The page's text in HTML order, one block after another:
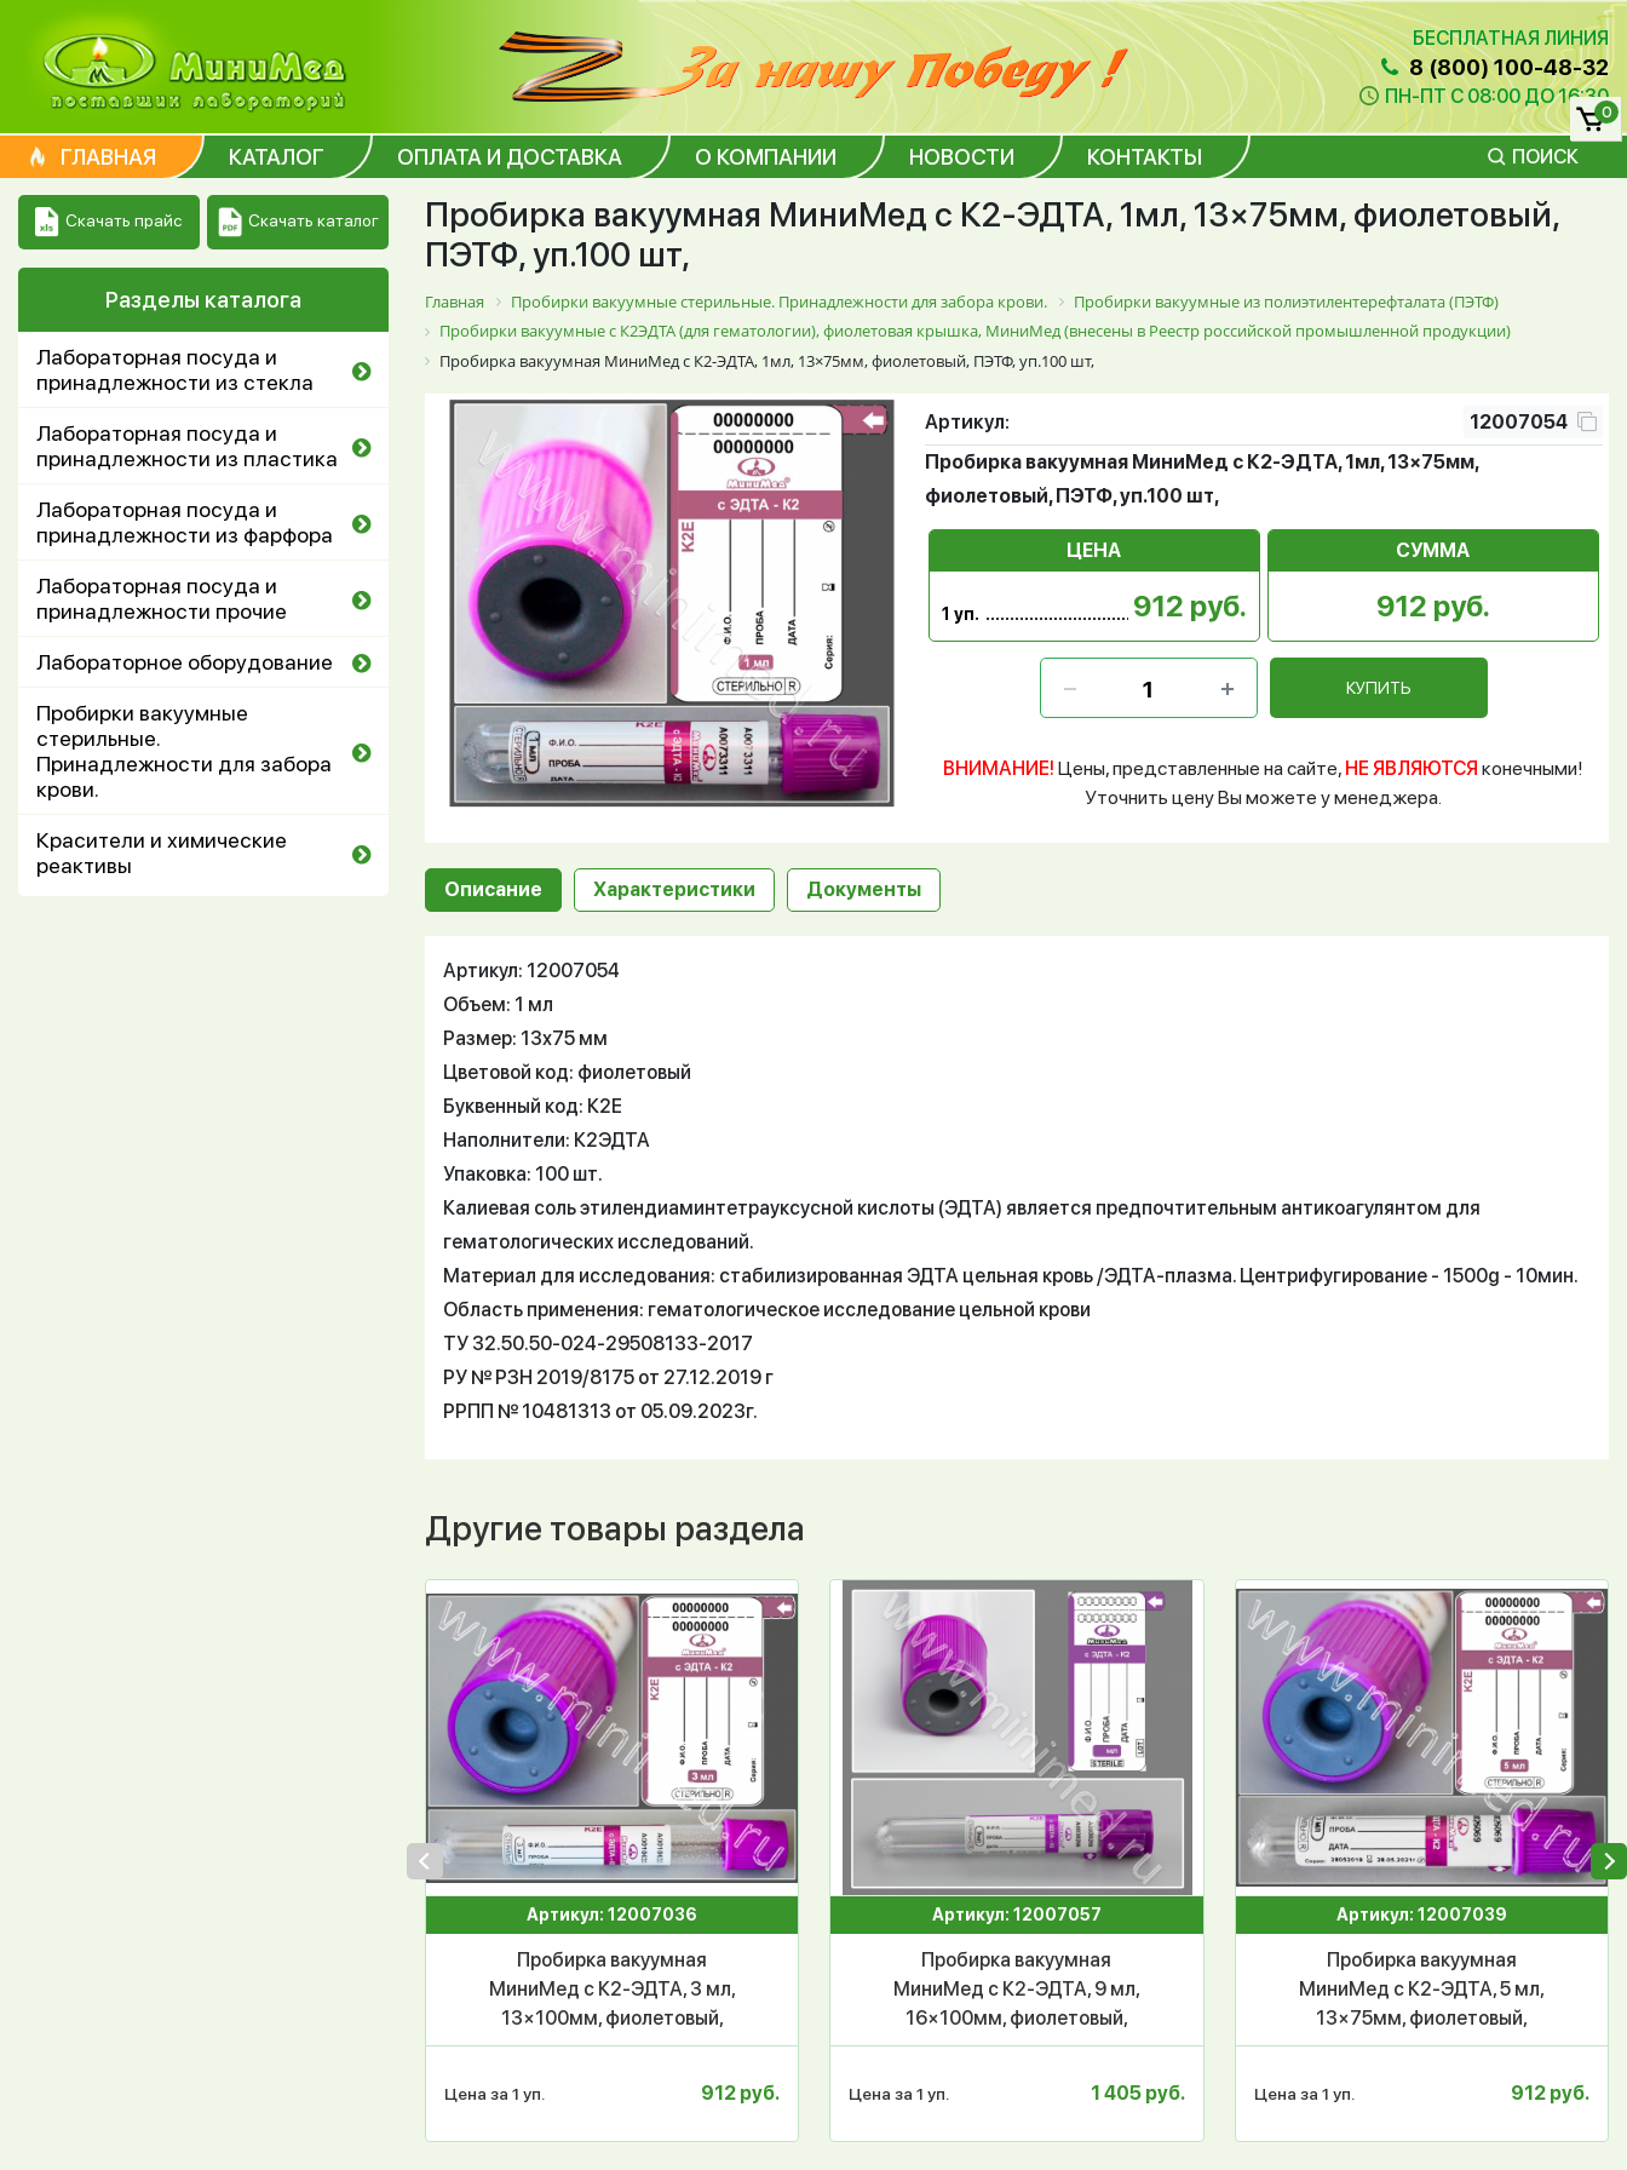
БЕСПЛАТНАЯ ЛИНИЯ
8 (800) 100-48-32
ПН-ПТ С 08:00 ДО 16:30
ГЛАВНАЯ КАТАЛОГ ОПЛАТА И ДОСТАВКА О КОМПАНИИ НОВОСТИ КОНТАКТЫ ПОИСК
0
Скачать прайс Скачать каталог
Разделы каталога
Лабораторная посуда и
принадлежности из стекла
Лабораторная посуда и
принадлежности из пластика
Лабораторная посуда и
принадлежности из фарфора
Лабораторная посуда и
принадлежности прочие
Лабораторное оборудование
Пробирки вакуумные
стерильные.
Принадлежности для забора
крови.
Красители и химические
реактивы
Пробирка вакуумная МиниМед с К2-ЭДТА, 1мл, 13×75мм, фиолетовый,
ПЭТФ, уп.100 шт,
Главная Пробирки вакуумные стерильные. Принадлежности для забора крови.
Пробирки вакуумные из полиэтилентерефталата (ПЭТФ)
Пробирки вакуумные с К2ЭДТА (для гематологии), фиолетовая крышка, МиниМед (внесены в Реестр российской промышленной продукции)
Пробирка вакуумная МиниМед с К2-ЭДТА, 1мл, 13×75мм, фиолетовый, ПЭТФ, уп.100 шт,
Артикул:
12007054
Пробирка вакуумная МиниМед с К2-ЭДТА, 1мл, 13×75мм,
фиолетовый, ПЭТФ, уп.100 шт,
ЦЕНА
1 уп. 912 руб.
СУММА
912 руб.
КУПИТЬ
ВНИМАНИЕ! Цены, представленные на сайте, НЕ ЯВЛЯЮТСЯ конечными!
Уточнить цену Вы можете у менеджера.
Описание Характеристики Документы
Артикул: 12007054
Объем: 1 мл
Размер: 13х75 мм
Цветовой код: фиолетовый
Буквенный код: К2Е
Наполнители: К2ЭДТА
Упаковка: 100 шт.
Калиевая соль этилендиаминтетрауксусной кислоты (ЭДТА) является предпочтительным антикоагулянтом для
гематологических исследований.
Материал для исследования: стабилизированная ЭДТА цельная кровь /ЭДТА-плазма. Центрифугирование - 1500g - 10мин.
Область применения: гематологическое исследование цельной крови
ТУ 32.50.50-024-29508133-2017
РУ № РЗН 2019/8175 от 27.12.2019 г
РРПП № 10481313 от 05.09.2023г.
Другие товары раздела
Артикул: 12007036
Пробирка вакуумная
МиниМед с К2-ЭДТА, 3 мл,
13×100мм, фиолетовый,
ПЭТФ, уп.100 шт, СПЕЦЗАКАЗ
Цена за 1 уп. 912 руб.
Артикул: 12007057
Пробирка вакуумная
МиниМед с К2-ЭДТА, 9 мл,
16×100мм, фиолетовый,
ПЭТФ, уп.100 шт.
Цена за 1 уп. 1 405 руб.
Артикул: 12007039
Пробирка вакуумная
МиниМед с К2-ЭДТА, 5 мл,
13×75мм, фиолетовый,
ПЭТФ, уп.100 шт,
Цена за 1 уп. 912 руб.